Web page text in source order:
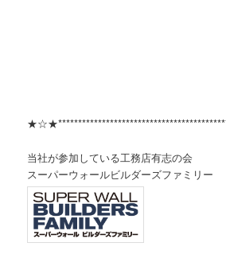
当社が参加している工務店有志の会
スーパーウォールビルダーズファミリー